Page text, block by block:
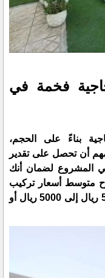
فخمة في
بناءً على الحجم،
أن تحصل على تقدير
المشروع لضمان أنك
متوسط أسعار تركيب
مجالس زجاجية حسب المشروع من 500 ريال إلى 5000 ريال أو